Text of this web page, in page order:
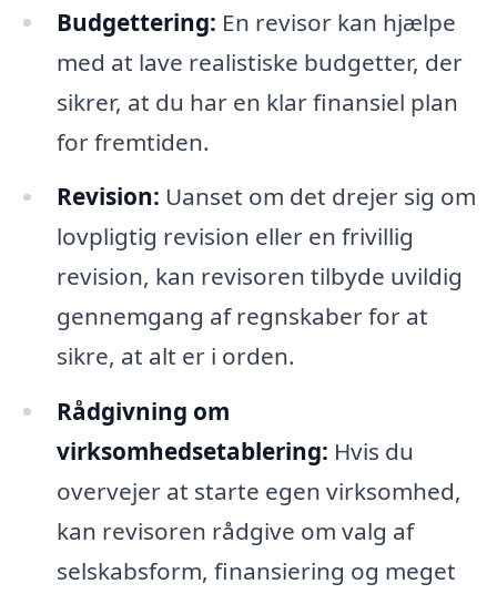
Budgettering: En revisor kan hjælpe
med at lave realistiske budgetter, der
sikrer, at du har en klar finansiel plan
for fremtiden.
Revision: Uanset om det drejer sig om
lovpligtig revision eller en frivillig
revision, kan revisoren tilbyde uvildig
gennemgang af regnskaber for at
sikre, at alt er i orden.
Rådgivning om
virksomhedsetablering: Hvis du
overvejer at starte egen virksomhed,
kan revisoren rådgive om valg af
selskabsform, finansiering og meget